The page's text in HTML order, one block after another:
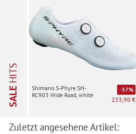
SALE
HITS
Shimano S-Phyre SH-
RC903 Wide Road, white
-37%
233,90 €
Zuletzt angesehene Artikel: